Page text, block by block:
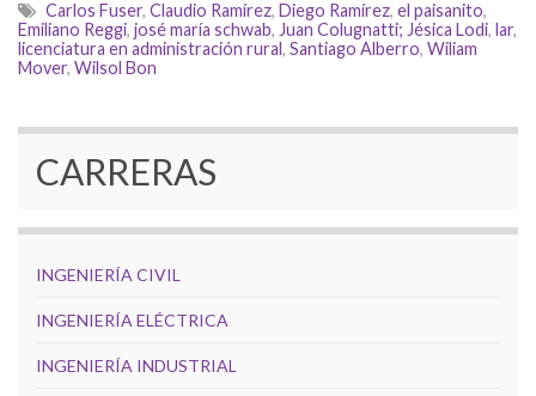
Carlos Fuser, Claudio Ramírez, Diego Ramírez, el paisanito,
Emiliano Reggi, josé maría schwab, Juan Colugnatti; Jésica Lodi, lar,
licenciatura en administración rural, Santiago Alberro, Wiliam
Mover, Wilsol Bon
CARRERAS
INGENIERÍA CIVIL
INGENIERÍA ELÉCTRICA
INGENIERÍA INDUSTRIAL